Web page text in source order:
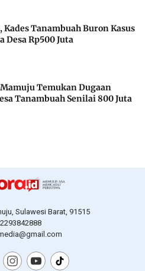
Tanambuah Buron Kasus
Desa Rp500 Juta
Temukan Dugaan
Tanambuah Senilai 800 Juta
Sulawesi Barat, 91515